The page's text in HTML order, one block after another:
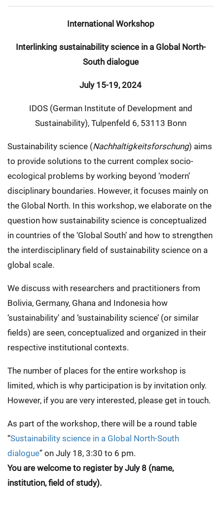
International Workshop
Interlinking sustainability science in a Global North-
South dialogue
July 15-19, 2024
IDOS (German Institute of Development and
Sustainability), Tulpenfeld 6, 53113 Bonn
Sustainability science (Nachhaltigkeitsforschung) aims
to provide solutions to the current complex socio-
ecological problems by working beyond ‘modern’
disciplinary boundaries. However, it focuses mainly on
the Global North. In this workshop, we elaborate on the
question how sustainability science is conceptualized
in countries of the ‘Global South’ and how to strengthen
the interdisciplinary field of sustainability science on a
global scale.
We discuss with researchers and practitioners from
Bolivia, Germany, Ghana and Indonesia how
‘sustainability’ and ‘sustainability science’ (or similar
fields) are seen, conceptualized and organized in their
respective institutional contexts.
The number of places for the entire workshop is
limited, which is why participation is by invitation only.
However, if you are very interested, please get in touch.
As part of the workshop, there will be a round table
“Sustainability science in a Global North-South
dialogue” on July 18, 3:30 to 6 pm.
You are welcome to register by July 8 (name,
institution, field of study).